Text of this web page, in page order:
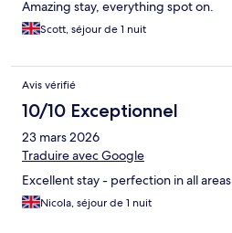
Amazing stay, everything spot on.
Scott, séjour de 1 nuit
Avis vérifié
10/10 Exceptionnel
23 mars 2026
Traduire avec Google
Excellent stay - perfection in all areas
Nicola, séjour de 1 nuit